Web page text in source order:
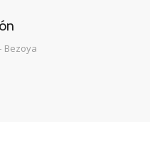
Bezoya